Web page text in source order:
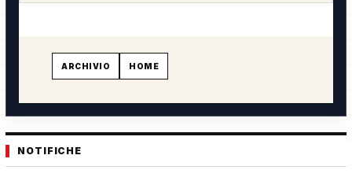
ARCHIVIO HOME
NOTIFICHE